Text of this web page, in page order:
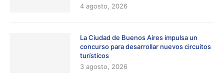
4 agosto, 2026
La Ciudad de Buenos Aires impulsa un
concurso para desarrollar nuevos circuitos
turísticos
3 agosto, 2026